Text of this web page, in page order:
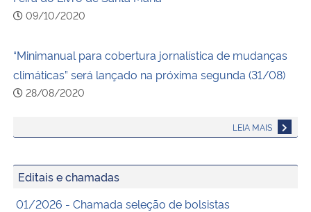
09/10/2020
“Minimanual para cobertura jornalística de mudanças
climáticas” será lançado na próxima segunda (31/08)
28/08/2020
LEIA MAIS
Editais e chamadas
01/2026 - Chamada seleção de bolsistas